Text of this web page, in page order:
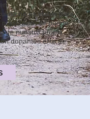
no es viable para
se puede
de nuestro propio
donantes élite de